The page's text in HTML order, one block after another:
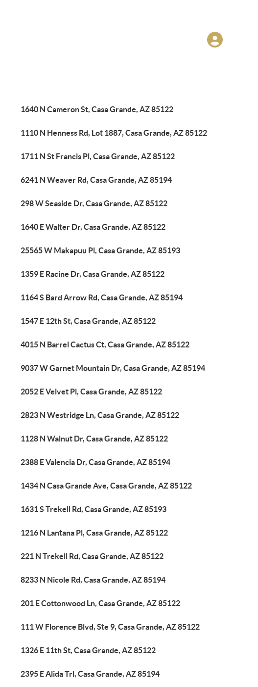
1640 N Cameron St, Casa Grande, AZ 85122
1110 N Henness Rd, Lot 1887, Casa Grande, AZ 85122
1711 N St Francis Pl, Casa Grande, AZ 85122
6241 N Weaver Rd, Casa Grande, AZ 85194
298 W Seaside Dr, Casa Grande, AZ 85122
1640 E Walter Dr, Casa Grande, AZ 85122
25565 W Makapuu Pl, Casa Grande, AZ 85193
1359 E Racine Dr, Casa Grande, AZ 85122
1164 S Bard Arrow Rd, Casa Grande, AZ 85194
1547 E 12th St, Casa Grande, AZ 85122
4015 N Barrel Cactus Ct, Casa Grande, AZ 85122
9037 W Garnet Mountain Dr, Casa Grande, AZ 85194
2052 E Velvet Pl, Casa Grande, AZ 85122
2823 N Westridge Ln, Casa Grande, AZ 85122
1128 N Walnut Dr, Casa Grande, AZ 85122
2388 E Valencia Dr, Casa Grande, AZ 85194
1434 N Casa Grande Ave, Casa Grande, AZ 85122
1631 S Trekell Rd, Casa Grande, AZ 85193
1216 N Lantana Pl, Casa Grande, AZ 85122
221 N Trekell Rd, Casa Grande, AZ 85122
8233 N Nicole Rd, Casa Grande, AZ 85194
201 E Cottonwood Ln, Casa Grande, AZ 85122
111 W Florence Blvd, Ste 9, Casa Grande, AZ 85122
1326 E 11th St, Casa Grande, AZ 85122
2395 E Alida Trl, Casa Grande, AZ 85194